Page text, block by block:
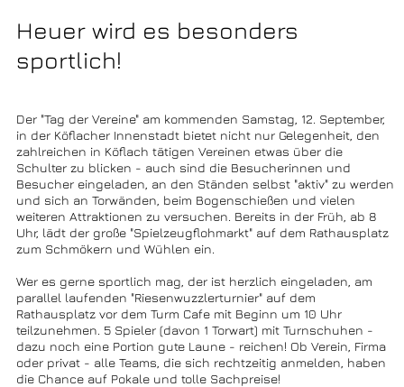
Heuer wird es besonders
sportlich!
Der "Tag der Vereine" am kommenden Samstag, 12. September,
in der Köflacher Innenstadt bietet nicht nur Gelegenheit, den
zahlreichen in Köflach tätigen Vereinen etwas über die
Schulter zu blicken - auch sind die Besucherinnen und
Besucher eingeladen, an den Ständen selbst "aktiv" zu werden
und sich an Torwänden, beim Bogenschießen und vielen
weiteren Attraktionen zu versuchen. Bereits in der Früh, ab 8
Uhr, lädt der große "Spielzeugflohmarkt" auf dem Rathausplatz
zum Schmökern und Wühlen ein.
Wer es gerne sportlich mag, der ist herzlich eingeladen, am
parallel laufenden "Riesenwuzzlerturnier" auf dem
Rathausplatz vor dem Turm Cafe mit Beginn um 10 Uhr
teilzunehmen. 5 Spieler (davon 1 Torwart) mit Turnschuhen -
dazu noch eine Portion gute Laune - reichen! Ob Verein, Firma
oder privat - alle Teams, die sich rechtzeitig anmelden, haben
die Chance auf Pokale und tolle Sachpreise!